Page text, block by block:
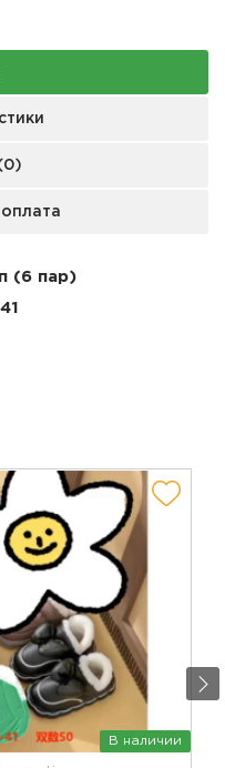
(6 пар)
В наличии